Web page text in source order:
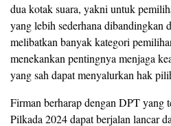
dua kotak suara, yakni untuk
yang lebih sederhana dibandingkan
melibatkan banyak kategori
menekankan pentingnya menjaga
yang sah dapat menyalurkan hak
Firman berharap dengan DPT yang
Pilkada 2024 dapat berjalan lancar